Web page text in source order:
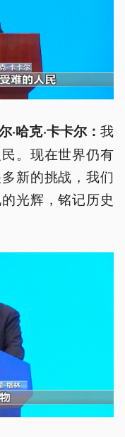
哈克·卡卡尔： 我
。现在世界仍有
新的挑战，我们
光辉，铭记历史